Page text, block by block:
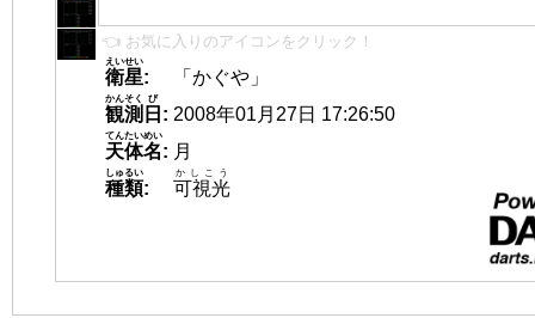
👈 お気に入りのアイコンをクリック！
衛星
えいせい
:
「かぐや」
観測
かんそく
日
び
: 2008年01月27日 17:26:50
天体名
てんたいめい
: 月
種類
しゅるい
: 可視光
かしこう